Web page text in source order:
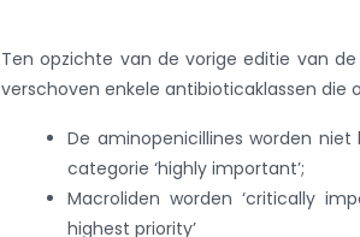
Ten opzichte van de vorige editie van
verschoven enkele antibioticaklassen die
De aminopenicillines worden
categorie ‘highly important’;
Macroliden worden ‘critically
highest priority’